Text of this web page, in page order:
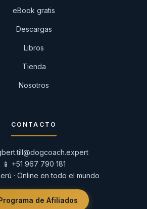
eBook gratis
Descargas
Libros
Tienda
Nosotros
CONTACTO
📱 +51 967 790 181
· Online en todo el mundo
de Afiliados